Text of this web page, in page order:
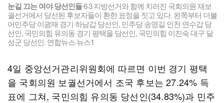
눈길 끄는 여야 당선인들6·3 지방선거와 함께 치러진 국회의원 재보
궐선거에서 당선된 후보자들이 환한 표정을 짓고 있다. 왼쪽부터 더불
어민주당 이광재 경기 하남갑 당선인, 민주당 송영길 인천 연수갑 당
선인, 국민의힘 유의동 경기 평택을 당선인, 국민의힘 이진숙 대구 달
성군 당선인. 연합뉴스·뉴스1
4일 중앙선거관리위원회에 따르면 이번 경기 평택
을 국회의원 보궐선거에서 조국 후보는 27.24% 득
표에 그쳐, 국민의힘 유의동 당선인(34.83%)과 민주